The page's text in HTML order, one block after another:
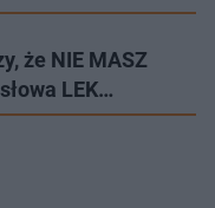
że NIE MASZ
LEK…